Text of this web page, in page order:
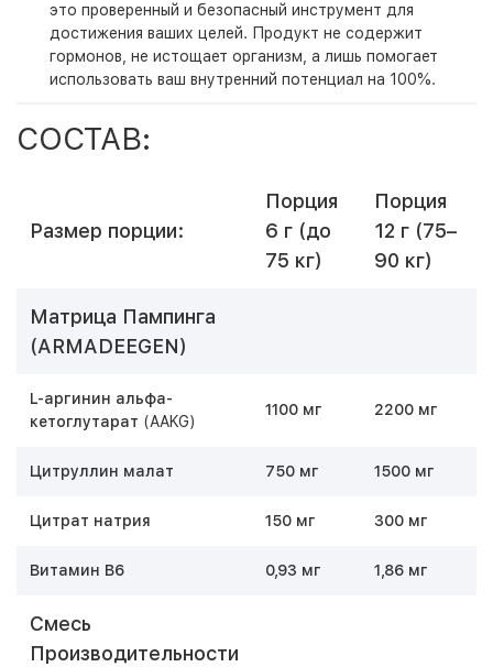
это проверенный и безопасный инструмент для
достижения ваших целей. Продукт не содержит
гормонов, не истощает организм, а лишь помогает
использовать ваш внутренний потенциал на 100%.
СОСТАВ:
Размер порции:
Порция
6 г (до
75 кг)
Порция
12 г (75–
90 кг)
Матрица Пампинга
(ARMADEEGEN)
L-аргинин альфа-
кетоглутарат (AAKG)
1100 мг 2200 мг
Цитруллин малат 750 мг 1500 мг
Цитрат натрия 150 мг 300 мг
Витамин B6 0,93 мг 1,86 мг
Смесь
Производительности